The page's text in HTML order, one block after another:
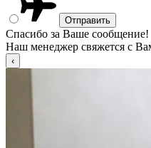
Спасибо за Ваше сообщение!
Наш менеджер свяжется с